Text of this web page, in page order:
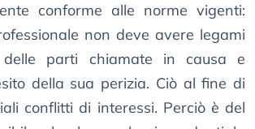
conforme alle norme vigenti:
non deve avere legami
delle parti chiamate in causa e
della sua perizia. Ciò al fine di
conflitti di interessi. Perciò è del